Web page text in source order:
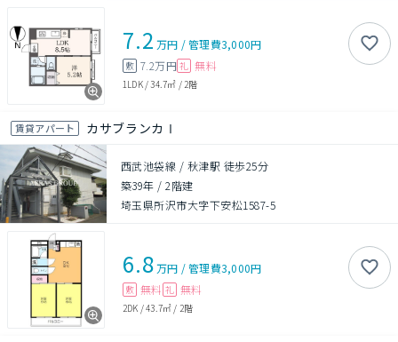
7.2 万円 /管理費3,000円
敷 7.2万円 礼 無料
1LDK/34.7㎡ / 2階
賃貸アパート カサブランカⅠ
西武池袋線 / 秋津駅 徒歩25分
築39年 /2階建
埼玉県所沢市大字下安松1587-5
6.8万円 /管理費3,000円
敷 無料 礼 無料
2DK /43.7㎡ / 2階